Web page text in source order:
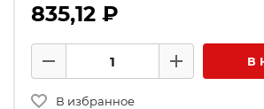
835,12 ₽
Минус
Плюс В
В избранное